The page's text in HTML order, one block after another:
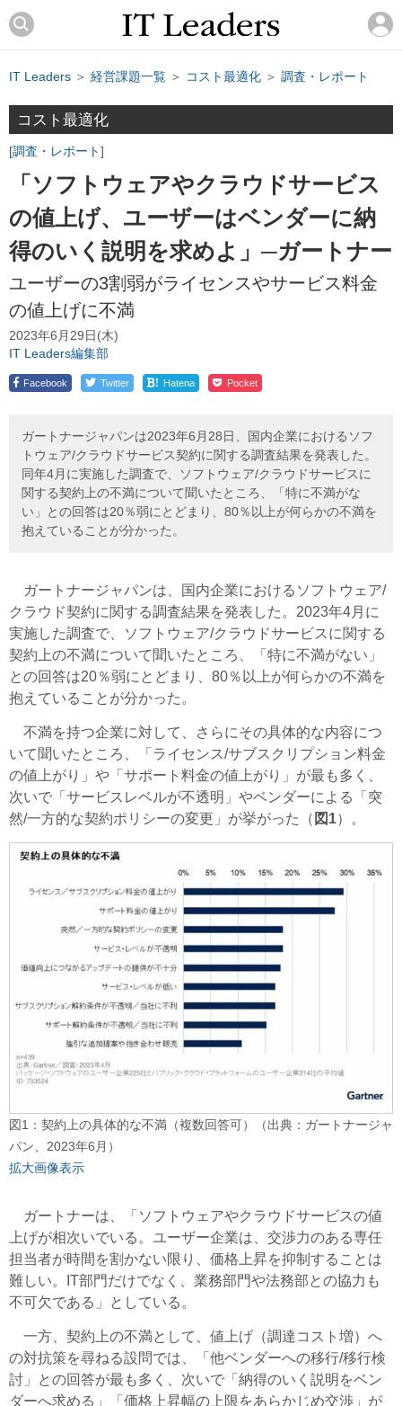
IT Leaders ＞ 経営課題一覧 ＞ コスト最適化 ＞ 調査・レポート
コスト最適化
調査・レポート
「ソフトウェアやクラウドサービス
の値上げ、ユーザーはベンダーに納
得のいく説明を求めよ」─ガートナー
ユーザーの3割弱がライセンスやサービス料金
の値上げに不満
2023年6月29日(木)
IT Leaders編集部
Facebook Twitter ! Hatena Pocket
ガートナージャパンは2023年6月28日、国内企業におけるソフ
トウェア/クラウドサービス契約に関する調査結果を発表した。
同年4月に実施した調査で、ソフトウェア/クラウドサービスに
関する契約上の不満について聞いたところ、「特に不満がな
い」との回答は20％弱にとどまり、80％以上が何らかの不満を
抱えていることが分かった。
ガートナージャパンは、国内企業におけるソフトウェア/
クラウド契約に関する調査結果を発表した。2023年4月に
実施した調査で、ソフトウェア/クラウドサービスに関する
契約上の不満について聞いたところ、「特に不満がない」
との回答は20％弱にとどまり、80％以上が何らかの不満を
抱えていることが分かった。
不満を持つ企業に対して、さらにその具体的な内容につ
いて聞いたところ、「ライセンス/サブスクリプション料金
の値上がり」や「サポート料金の値上がり」が最も多く、
次いで「サービスレベルが不透明」やベンダーによる「突
然/一方的な契約ポリシーの変更」が挙がった（ 図1）。
図1：契約上の具体的な不満（複数回答可）（出典：ガートナージャ
パン、2023年6月）
拡大画像表示
ガートナーは、「ソフトウェアやクラウドサービスの値
上げが相次いでいる。ユーザー企業は、交渉力のある専任
担当者が時間を割かない限り、価格上昇を抑制することは
難しい。IT部門だけでなく、業務部門や法務部との協力も
不可欠である」としている。
一方、契約上の不満として、値上げ（調達コスト増）へ
の対抗策を尋ねる設問では、「他ベンダーへの移行/移行検
討」との回答が最も多く、次いで「納得のいく説明をベン
ダーへ求める」「価格上昇幅の上限をあらかじめ交渉」が